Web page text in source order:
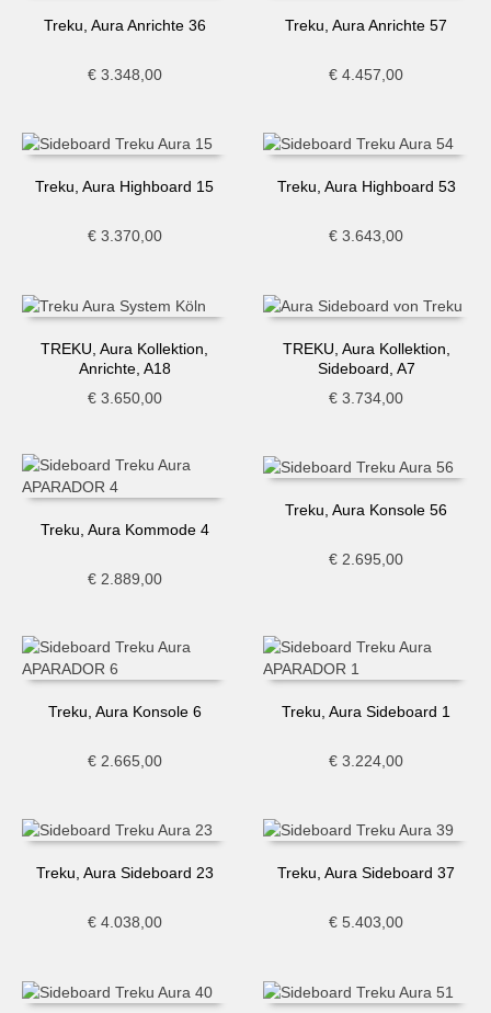
Treku, Aura Anrichte 36
€3.348,00
Treku, Aura Anrichte 57
€ 4.457,00
Treku, Aura Highboard 15
€3.370,00
Treku, Aura Highboard 53
€ 3.643,00
TREKU, Aura Kollektion,
Anrichte, A18
€3.650,00
TREKU, Aura Kollektion,
Sideboard, A7
€ 3.734,00
Treku, Aura Kommode 4
€2.889,00
Treku, Aura Konsole 56
€ 2.695,00
Treku, Aura Konsole 6
€2.665,00
Treku, Aura Sideboard 1
€ 3.224,00
Treku, Aura Sideboard 23
€4.038,00
Treku, Aura Sideboard 37
€ 5.403,00